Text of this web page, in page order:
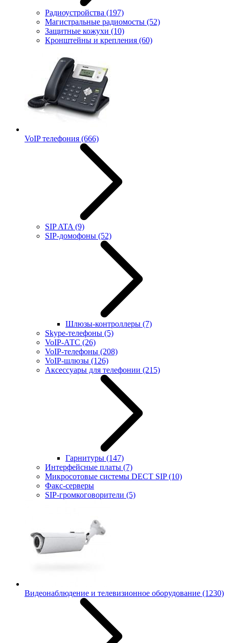
Радиоустройства (197)
Магистральные радиомосты (52)
Защитные кожухи (10)
Кронштейны и крепления (60)
VoIP телефония (666)
SIP ATA (9)
SIP-домофоны (52)
Шлюзы-контроллеры (7)
Skype-телефоны (5)
VoIP-АТС (26)
VoIP-телефоны (208)
VoIP-шлюзы (126)
Аксессуары для телефонии (215)
Гарнитуры (147)
Интерфейсные платы (7)
Микросотовые системы DECT SIP(10)
Факс-серверы
SIP-громкоговорители (5)
Видеонаблюдение и телевизионное оборудование (1230)